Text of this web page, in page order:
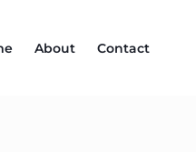
About Contact